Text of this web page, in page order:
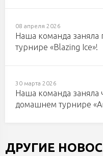
08 апреля 2026
Наша команда
турнире «Blazing Ice»!
30 марта 2026
Наша команда заняла
домашнем турнире
ДРУГИЕ